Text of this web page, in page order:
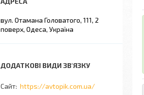
вул. Отамана Головатого, 111, 2
поверх, Одеса, Україна
https://avtopik.com.ua/